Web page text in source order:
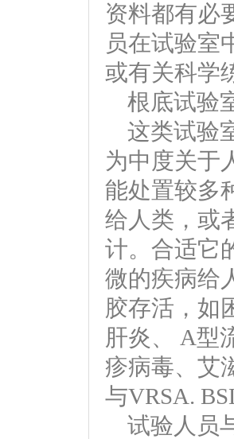
资料都有必
员在试验室
或有关科学
根底试验
这类试验
为中度关于
能处置较多
给人类，或
计。合适它
微的疾病给
胶存活，如
肝炎、 A型
疹病毒、艾
与VRSA.
试验人员